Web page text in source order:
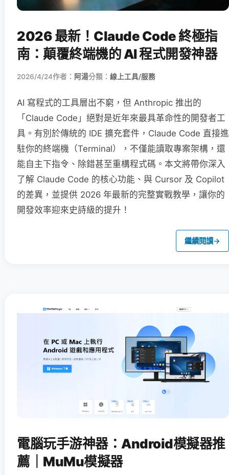
2026 最新！Claude Code 終極指
南：顛覆終端機的 AI 程式開發神器
2026/4/24作者： 阿湯分類： 線上工具/服務
AI 寫程式的工具層出不窮，但 Anthropic 推出的
「Claude Code」絕對是近年來最具革命性的開發者工
具。有別於傳統的 IDE 擴充套件，Claude Code 直接進
駐你的終端機（Terminal），不僅能讀取專案架構，還
能自主下指令、除錯甚至重構程式碼。本文將帶你深入
了解 Claude Code 的核心功能、與 Cursor 及 Copilot
的差異，並提供 2026 年最新的完整實戰教學，讓你的
開發效率迎來史詩級的提升！
繼續閱讀→
電腦玩手游神器：Android模擬器推
薦｜MuMu模擬器